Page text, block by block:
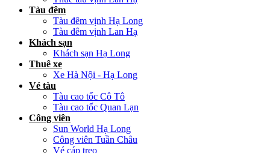
Tàu đêm
Tàu đêm vịnh Hạ Long
Tàu đêm vịnh Lan Hạ
Khách sạn
Khách sạn Hạ Long
Thuê xe
Xe Hà Nội - Hạ Long
Vé tàu
Tàu cao tốc Cô Tô
Tàu cao tốc Quan Lạn
Công viên
Sun World Hạ Long
Công viên Tuần Châu
Vé cáp treo